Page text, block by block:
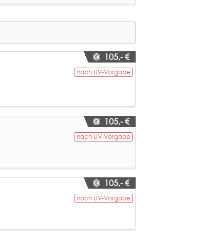
105,- €
nach UV-Vorgabe
105,- €
nach UV-Vorgabe
105,- €
nach UV-Vorgabe